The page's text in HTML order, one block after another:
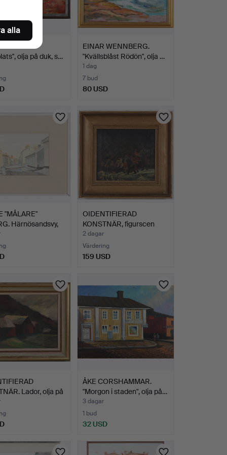
olja på duk, s…
EINAR WENNBERG.
"Kvällsblåst Rödön", olja …
1 dag
7 bud
80 USD
"MÅLARE"
Härnösandsvy,
OIDENTIFIERAD
KONSTNÄR, figurscen
med häst…
2 dagar
Värdering
159 USD
Lador, olja på
ÅKE CORSHAMMAR.
"Morgon i staden", olja på…
3 dagar
1 bud
32 USD
alla